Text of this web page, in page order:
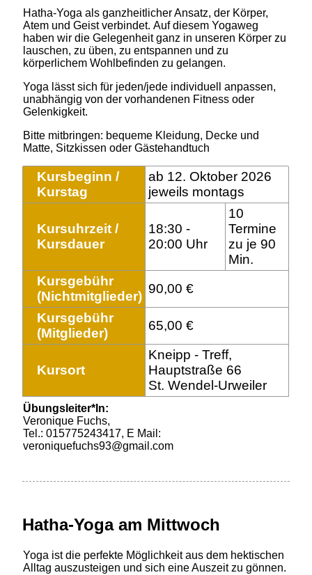
Hatha-Yoga als ganzheitlicher Ansatz, der Körper,
Atem und Geist verbindet.Auf diesem Yogaweg
haben wir die Gelegenheit ganz in unseren Körper zu
lauschen, zu üben, zu entspannen und zu
körperlichem Wohlbefinden zu gelangen.
Yoga lässt sich für jeden/jede individuell anpassen,
unabhängig von der vorhandenen Fitness oder
Gelenkigkeit.
Bitte mitbringen: bequeme Kleidung, Decke und
Matte, Sitzkissen oder Gästehandtuch
Kursbeginn /
Kurstag
ab 12. Oktober 2026
jeweils montags
Kursuhrzeit /
Kursdauer
18:30 -
20:00 Uhr
10
Termine
zu je 90
Min.
Kursgebühr
(Nichtmitglieder)
90,00 €
Kursgebühr
(Mitglieder)
65,00 €
Kursort
Kneipp - Treff,
Hauptstraße 66
St. Wendel-Urweiler
Übungsleiter*In:
Veronique Fuchs,
Tel.: 015775243417, E Mail:
veroniquefuchs93@gmail.com
Hatha-Yoga am Mittwoch
Yoga ist die perfekte Möglichkeit aus dem hektischen
Alltag auszusteigen und sich eine Auszeit zu gönnen.